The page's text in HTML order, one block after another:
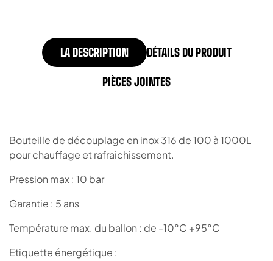
LA DESCRIPTION DÉTAILS DU PRODUIT
PIÈCES JOINTES
Bouteille de découplage en inox 316 de 100 à 1000L
pour chauffage et rafraichissement.
Pression max : 10 bar
Garantie : 5 ans
Température max. du ballon : de -10°C +95°C
Etiquette énergétique :